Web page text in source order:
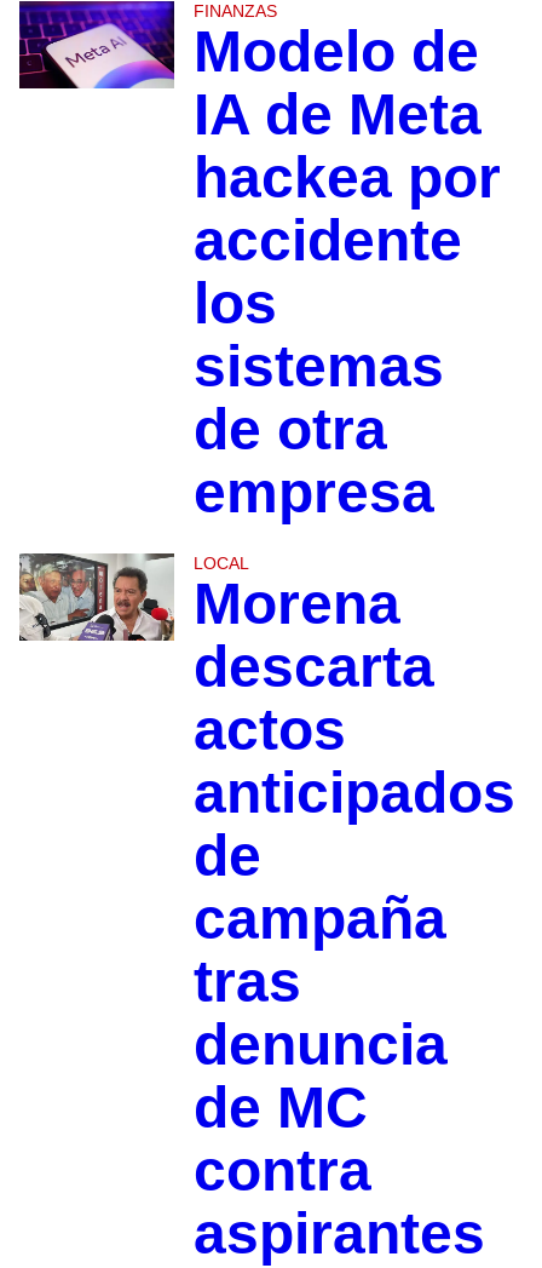
FINANZAS
Modelo de
IA de Meta
hackea por
accidente
los
sistemas
de otra
empresa
LOCAL
Morena
descarta
actos
anticipados
de
campaña
tras
denuncia
de MC
contra
aspirantes